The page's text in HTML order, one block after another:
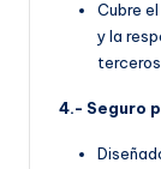
Cubre
y la
terceros.
4.- Seguro